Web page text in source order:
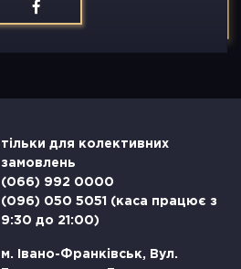
тільки для колективних
замовлень
(066) 992 0000
(096) 050 5051 (каса працює з
9:30 до 21:00)
м. Івано-Франківськ, Вул.